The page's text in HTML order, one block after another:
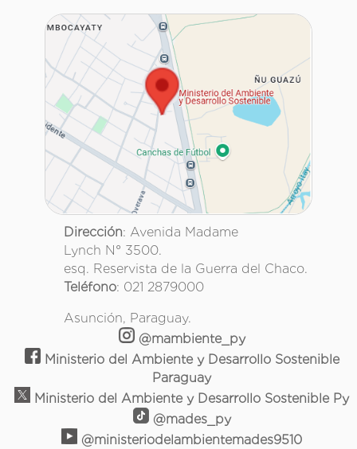
Dirección: Avenida Madame
Lynch N° 3500.
esq. Reservista de la Guerra del Chaco.
Teléfono: 021 2879000
Asunción, Paraguay.
@mambiente_py
Ministerio del Ambiente y Desarrollo Sostenible
Paraguay
Ministerio del Ambiente y Desarrollo Sostenible Py
@mades_py
@ministeriodelambientemades9510